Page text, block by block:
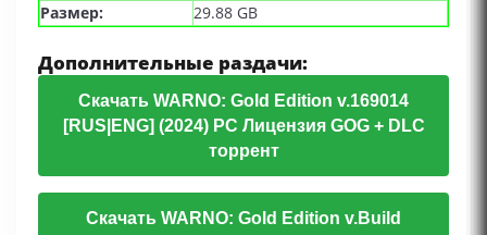
Размер:
29.88 GB
Дополнительные раздачи:
Скачать WARNO: Gold Edition v.169014
[RUS|ENG] (2024) PC Лицензия GOG + DLC
торрент
Скачать WARNO: Gold Edition v.Build